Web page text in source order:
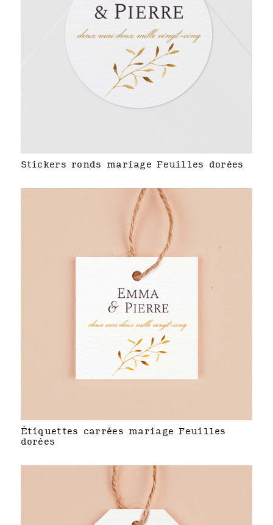
Stickers ronds mariage Feuilles dorées
Étiquettes carrées mariage Feuilles
dorées